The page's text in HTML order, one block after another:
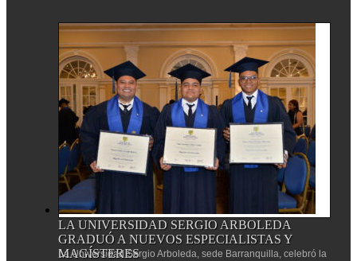
LA UNIVERSIDAD SERGIO ARBOLEDA
GRADUÓ A NUEVOS ESPECIALISTAS Y
MAGÍSTERES
La Universidad Sergio Arboleda, sede Barranquilla, celebró la